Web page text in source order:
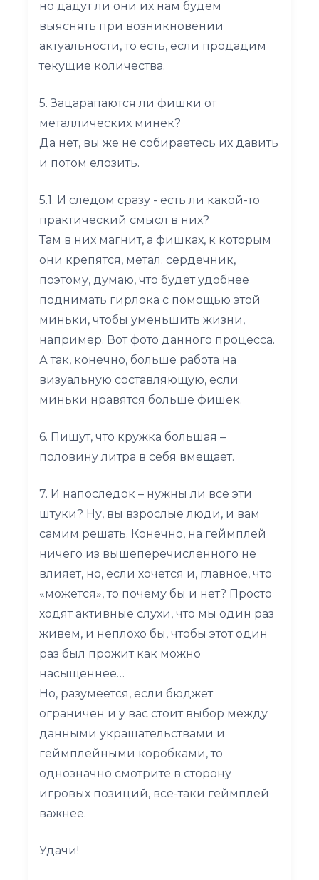
но дадут ли они их нам будем
выяснять при возникновении
актуальности, то есть, если продадим
текущие количества.
5. Зацарапаются ли фишки от
металлических минек?
Да нет, вы же не собираетесь их давить
и потом елозить.
5.1. И следом сразу - есть ли какой-то
практический смысл в них?
Там в них магнит, а фишках, к которым
они крепятся, метал. сердечник,
поэтому, думаю, что будет удобнее
поднимать гирлока с помощью этой
миньки, чтобы уменьшить жизни,
например. Вот фото данного процесса.
А так, конечно, больше работа на
визуальную составляющую, если
миньки нравятся больше фишек.
6. Пишут, что кружка большая –
половину литра в себя вмещает.
7. И напоследок – нужны ли все эти
штуки? Ну, вы взрослые люди, и вам
самим решать. Конечно, на геймплей
ничего из вышеперечисленного не
влияет, но, если хочется и, главное, что
«можется», то почему бы и нет? Просто
ходят активные слухи, что мы один раз
живем, и неплохо бы, чтобы этот один
раз был прожит как можно
насыщеннее…
Но, разумеется, если бюджет
ограничен и у вас стоит выбор между
данными украшательствами и
геймплейными коробками, то
однозначно смотрите в сторону
игровых позиций, всё-таки геймплей
важнее.
Удачи!